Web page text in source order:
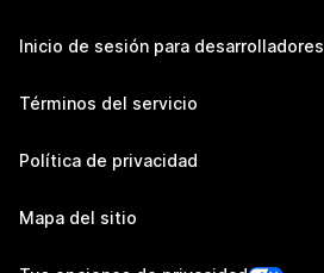
Inicio de sesión para desarrolladores
Términos del servicio
Política de privacidad
Mapa del sitio